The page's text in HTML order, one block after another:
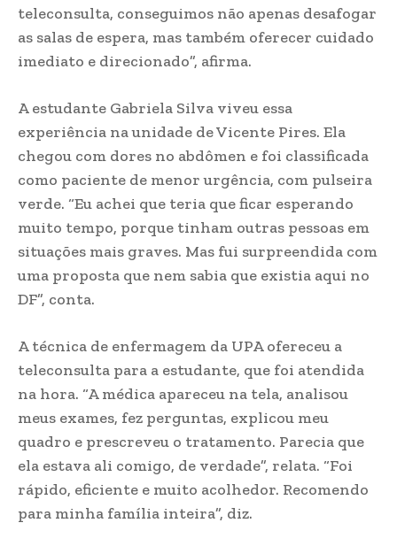
teleconsulta, conseguimos não apenas desafogar
as salas de espera, mas também oferecer cuidado
imediato e direcionado”, afirma.
A estudante Gabriela Silva viveu essa
experiência na unidade de Vicente Pires. Ela
chegou com dores no abdômen e foi classificada
como paciente de menor urgência, com pulseira
verde. “Eu achei que teria que ficar esperando
muito tempo, porque tinham outras pessoas em
situações mais graves. Mas fui surpreendida com
uma proposta que nem sabia que existia aqui no
DF”, conta.
A técnica de enfermagem da UPA ofereceu a
teleconsulta para a estudante, que foi atendida
na hora. “A médica apareceu na tela, analisou
meus exames, fez perguntas, explicou meu
quadro e prescreveu o tratamento. Parecia que
ela estava ali comigo, de verdade”, relata. “Foi
rápido, eficiente e muito acolhedor. Recomendo
para minha família inteira”, diz.